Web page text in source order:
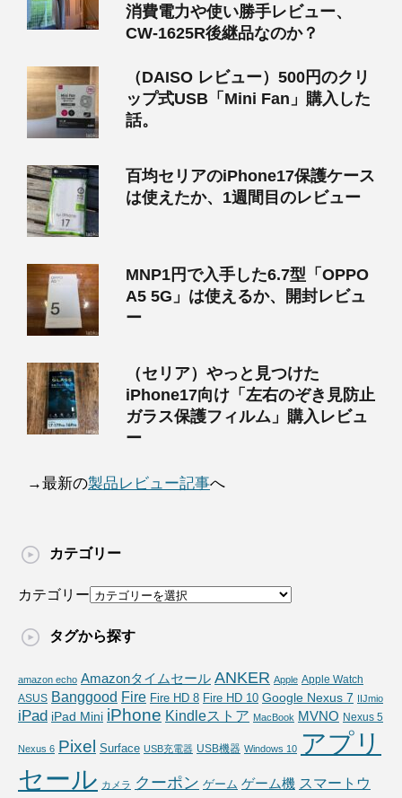
消費電力や使い勝手レビュー、
CW-1625R後継品なのか？
（DAISO レビュー）500円のクリ
ップ式USB「Mini Fan」購入した
話。
百均セリアのiPhone17保護ケース
は使えたか、1週間目のレビュー
MNP1円で入手した6.7型「OPPO
A5 5G」は使えるか、開封レビュ
ー
（セリア）やっと見つけた
iPhone17向け「左右のぞき見防止
ガラス保護フィルム」購入レビュ
ー
→最新の製品レビュー記事へ
カテゴリー
カテゴリー
タグから探す
amazon echo Amazonタイムセール ANKER Apple Apple Watch
ASUS Banggood Fire Fire HD 8 Fire HD 10 Google Nexus 7 IIJmio
iPad iPad Mini iPhone Kindleストア MacBook MVNO Nexus 5
Nexus 6 Pixel Surface USB充電器 USB機器 Windows 10 アプリ
セール カメラ クーポン ゲーム ゲーム機 スマートウ